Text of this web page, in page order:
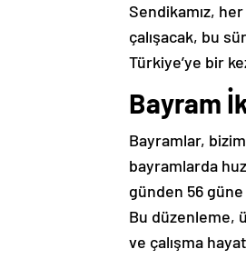
Sendikamız,
çalışacak, bu
Türkiye’ye bir
Bayram
Bayramlar,
bayramlarda
günden 56 güne
Bu düzenleme,
ve çalışma